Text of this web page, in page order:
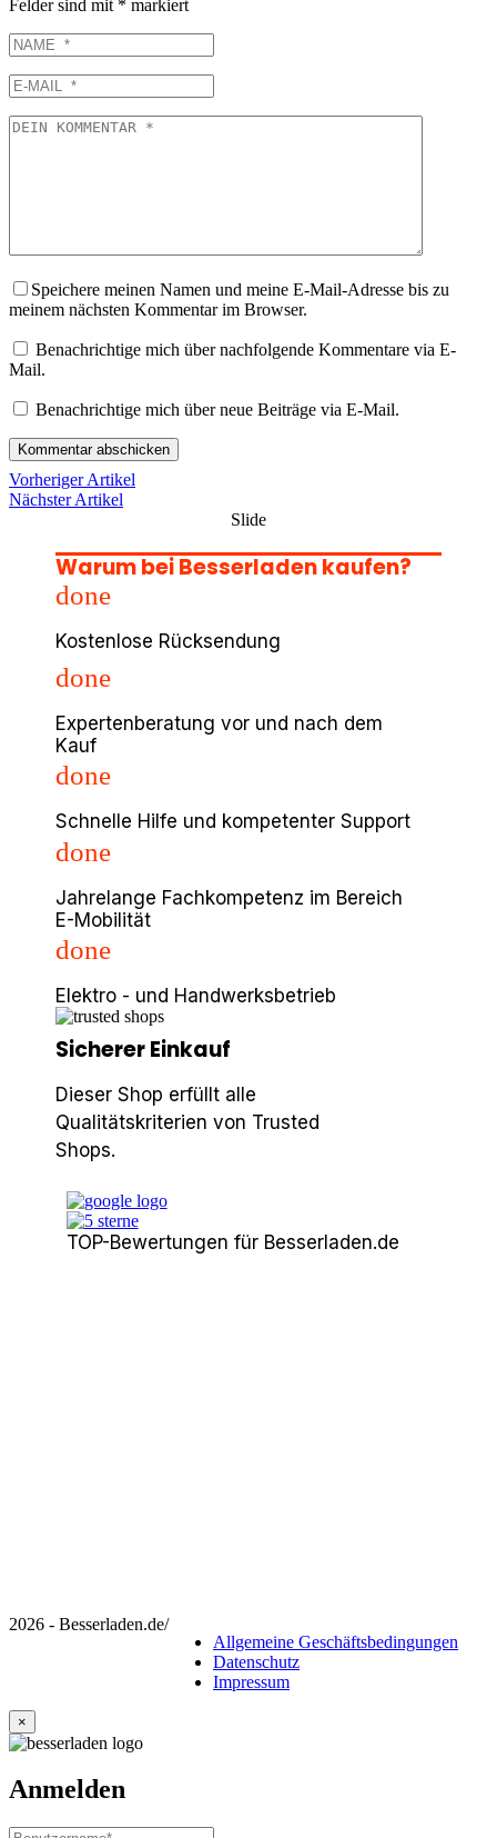
Felder sind mit * markiert
NAME
E-
MAIL
DEIN
Speichere meinen Namen und meine E-Mail-Adresse bis zu
meinem nächsten Kommentar im Browser.
Benachrichtige mich über nachfolgende Kommentare via E-
Mail.
Benachrichtige mich über neue Beiträge via E-Mail.
Vorheriger Artikel
Nächster Artikel
Slide
Warum bei Besserladen kaufen?
done
Kostenlose Rücksendung
done
Expertenberatung vor und nach dem
Kauf
done
Schnelle Hilfe und kompetenter Support
done
Jahrelange Fachkompetenz im Bereich
E-Mobilität
done
Elektro - und Handwerksbetrieb
Sicherer Einkauf
Dieser Shop erfüllt alle
Qualitätskriterien von Trusted
Shops.
TOP-Bewertungen für Besserladen.de
2026 - Besserladen.de/
Allgemeine Geschäftsbedingungen
Datenschutz
Impressum
×
Anmelden